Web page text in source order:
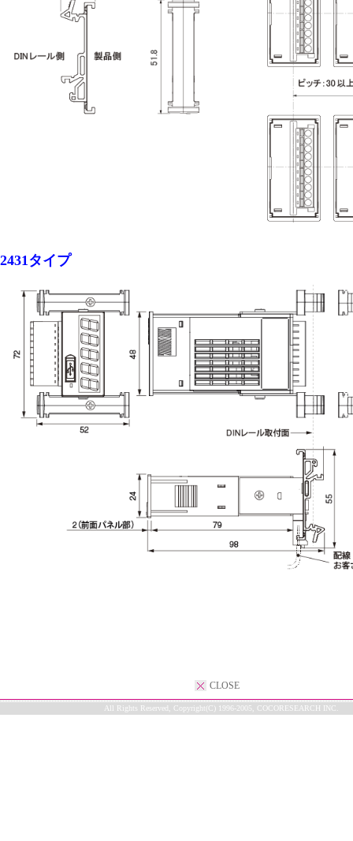
2431タイプ
CLOSE
All Rights Reserved, Copyright(C) 1996-2005, COCORESEARCH INC.